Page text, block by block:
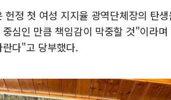
헌정 첫 여성 지지율 광역단체장의 탄
심인 만큼 책임감이 막중할 것"이라
다"고 당부했다.